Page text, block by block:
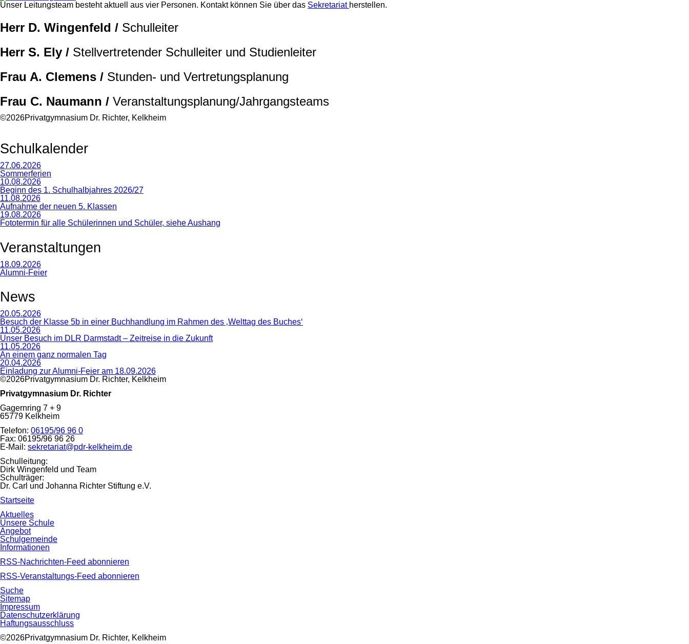
Unser Leitungsteam besteht aktuell aus vier Personen. Kontakt können Sie über das Sekretariat herstellen.
Herr D. Wingenfeld / Schulleiter
Herr S. Ely / Stellvertretender Schulleiter und Studienleiter
Frau A. Clemens / Stunden- und Vertretungsplanung
Frau C. Naumann / Veranstaltungsplanung/Jahrgangsteams
©2026Privatgymnasium Dr. Richter, Kelkheim
Schulkalender
27.06.2026
Sommerferien
10.08.2026
Beginn des 1. Schulhalbjahres 2026/27
11.08.2026
Aufnahme der neuen 5. Klassen
19.08.2026
Fototermin für alle Schülerinnen und Schüler, siehe Aushang
Veranstaltungen
18.09.2026
Alumni-Feier
News
20.05.2026
Besuch der Klasse 5b in einer Buchhandlung im Rahmen des ‚Welttag des Buches‘
11.05.2026
Unser Besuch im DLR Darmstadt – Zeitreise in die Zukunft
11.05.2026
An einem ganz normalen Tag
20.04.2026
Einladung zur Alumni-Feier am 18.09.2026
©2026Privatgymnasium Dr. Richter, Kelkheim
Privatgymnasium Dr. Richter
Gagernring 7 + 9
65779 Kelkheim
Telefon: 06195/96 96 0
Fax: 06195/96 96 26
E-Mail: sekretariat@pdr-kelkheim.de
Schulleitung:
Dirk Wingenfeld und Team
Schulträger:
Dr. Carl und Johanna Richter Stiftung e.V.
Navigation
Startseite
Navigation
überspringen
Aktuelles
Unsere Schule
Angebot
Schulgemeinde
Informationen
RSS-Nachrichten-Feed abonnieren
RSS-Veranstaltungs-Feed abonnieren
Navigation
überspringen
Suche
Sitemap
Impressum
Datenschutzerklärung
Haftungsausschluss
©2026Privatgymnasium Dr. Richter, Kelkheim